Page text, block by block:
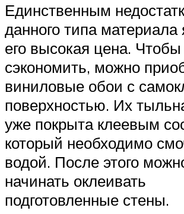
Единственным
данного типа материала
его высокая цена.
сэкономить, можно
виниловые обои с
поверхностью. Их
уже покрыта клеевым
который необходимо
водой. После этого
начинать оклеивать
подготовленные стены.